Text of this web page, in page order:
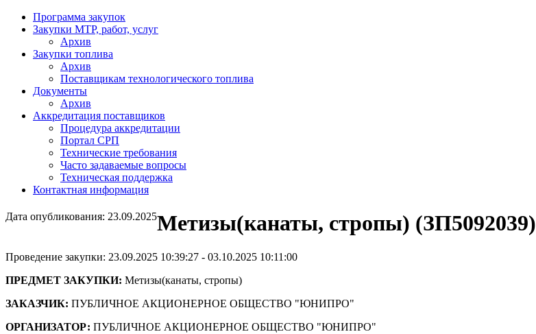
Программа закупок
Закупки МТР, работ, услуг
Архив
Закупки топлива
Архив
Поставщикам технологического топлива
Документы
Архив
Аккредитация поставщиков
Процедура аккредитации
Портал СРП
Технические требования
Часто задаваемые вопросы
Техническая поддержка
Контактная информация
Дата опубликования: 23.09.2025Метизы(канаты, стропы) (ЗП5092039)
Проведение закупки: 23.09.2025 10:39:27 - 03.10.2025 10:11:00
ПРЕДМЕТ ЗАКУПКИ: Метизы(канаты, стропы)
ЗАКАЗЧИК: ПУБЛИЧНОЕ АКЦИОНЕРНОЕ ОБЩЕСТВО "ЮНИПРО"
ОРГАНИЗАТОР: ПУБЛИЧНОЕ АКЦИОНЕРНОЕ ОБЩЕСТВО "ЮНИПРО"